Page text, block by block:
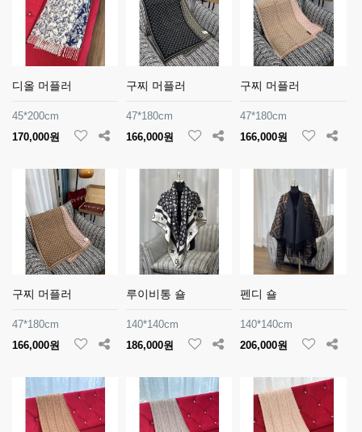
디올 머플러
45*200cm
170,000원
구찌 머플러
47*180cm
166,000원
구찌 머플러
47*180cm
166,000원
구찌 머플러
47*180cm
166,000원
루이비통 숄
140*140cm
186,000원
펜디 숄
140*140cm
206,000원